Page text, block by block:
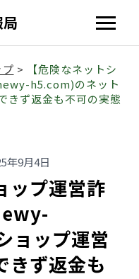
>
【危険なネットシ
h5.com)のネット
きず返金も不可の実態
年9月4日
ップ運営詐
ョップ運営
きず返金も